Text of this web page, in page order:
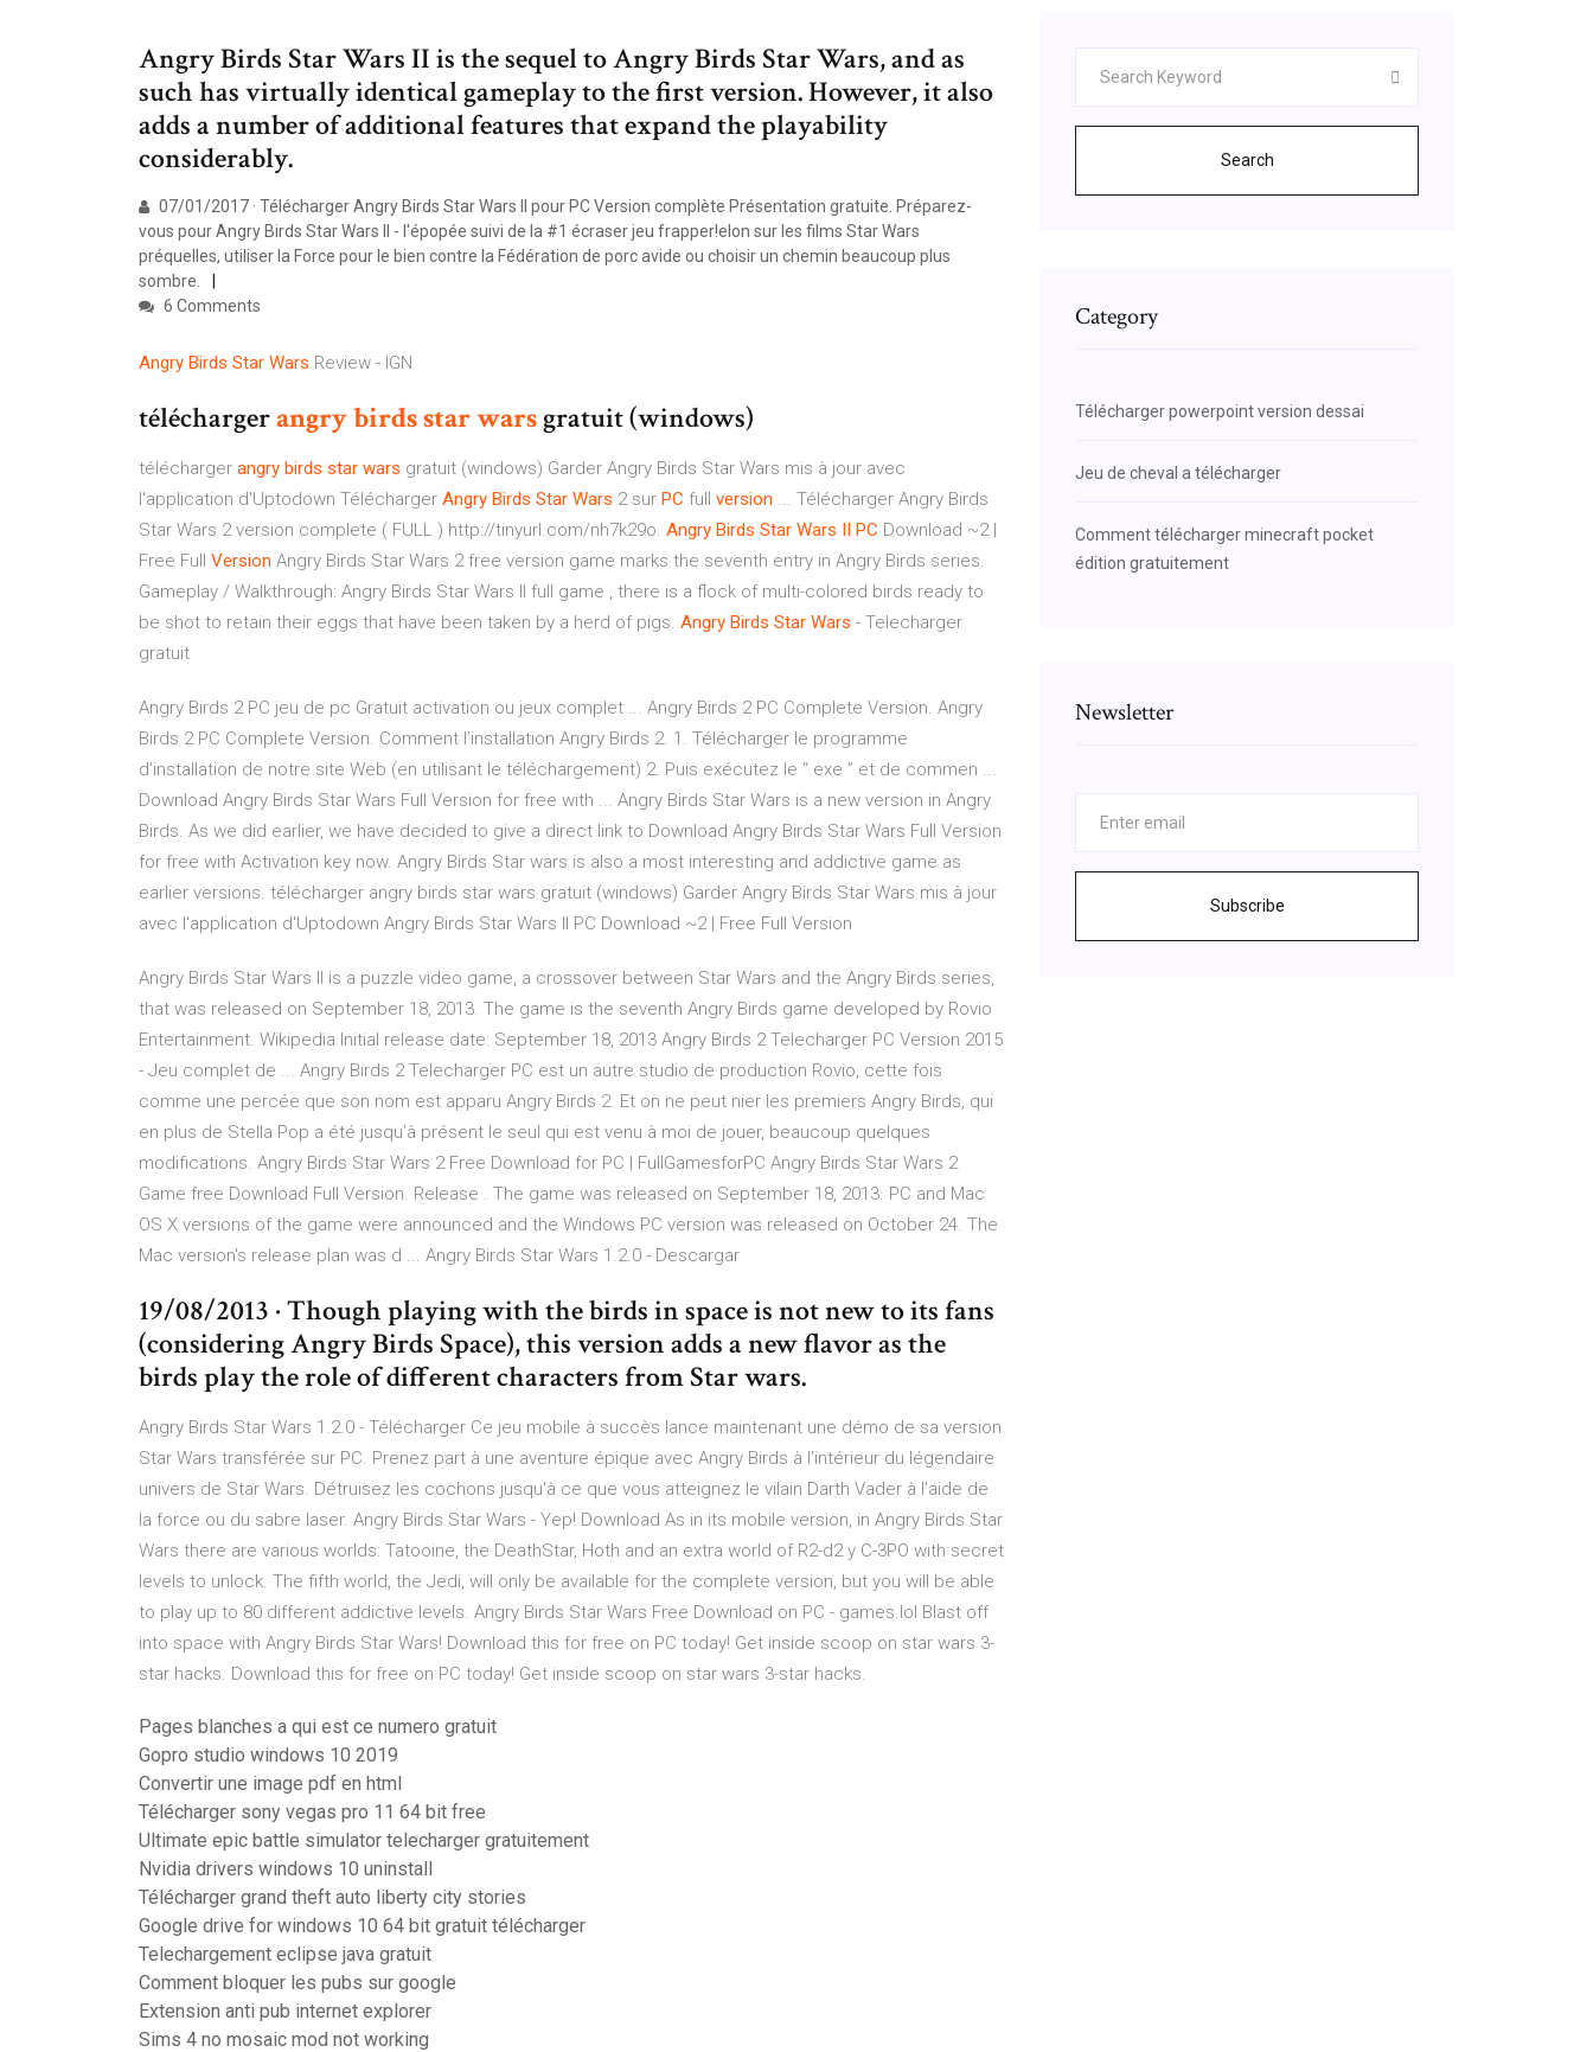
Angry Birds Star Wars II is the sequel to Angry Birds Star Wars, and as
such has virtually identical gameplay to the first version. However, it also
adds a number of additional features that expand the playability
considerably.
07/01/2017 · Télécharger Angry Birds Star Wars II pour PC Version complète Présentation gratuite. Préparez-
vous pour Angry Birds Star Wars II - l'épopée suivi de la #1 écraser jeu frapper!elon sur les films Star Wars
préquelles, utiliser la Force pour le bien contre la Fédération de porc avide ou choisir un chemin beaucoup plus
sombre.
6 Comments
Angry Birds Star Wars Review - IGN
téléchargerangrybirdsstarwarsgratuit (windows)
télécharger angry birds star wars gratuit (windows) Garder Angry Birds Star Wars mis à jour avec
l'application d'Uptodown Télécharger Angry Birds Star Wars 2 sur PC full version ... Télécharger Angry Birds
Star Wars 2 version complete ( FULL ) http://tinyurl.com/nh7k29o. Angry Birds Star Wars II PC Download ~2 |
Free Full Version Angry Birds Star Wars 2 free version game marks the seventh entry in Angry Birds series.
Gameplay / Walkthrough: Angry Birds Star Wars II full game , there is a flock of multi-colored birds ready to
be shot to retain their eggs that have been taken by a herd of pigs. Angry Birds Star Wars - Telecharger
gratuit
Angry Birds 2 PC jeu de pc Gratuit activation ou jeux complet ... Angry Birds 2 PC Complete Version. Angry
Birds 2 PC Complete Version. Comment l’installation Angry Birds 2. 1. Télécharger le programme
d’installation de notre site Web (en utilisant le téléchargement) 2. Puis exécutez le “.exe ” et de commen ...
Download Angry Birds Star Wars Full Version for free with ... Angry Birds Star Wars is a new version in Angry
Birds. As we did earlier, we have decided to give a direct link to Download Angry Birds Star Wars Full Version
for free with Activation key now. Angry Birds Star wars is also a most interesting and addictive game as
earlier versions. télécharger angry birds star wars gratuit (windows) Garder Angry Birds Star Wars mis à jour
avec l'application d'Uptodown Angry Birds Star Wars II PC Download ~2 | Free Full Version
Angry Birds Star Wars II is a puzzle video game, a crossover between Star Wars and the Angry Birds series,
that was released on September 18, 2013. The game is the seventh Angry Birds game developed by Rovio
Entertainment. Wikipedia Initial release date: September 18, 2013 Angry Birds 2 Telecharger PC Version 2015
- Jeu complet de ... Angry Birds 2 Telecharger PC est un autre studio de production Rovio, cette fois
comme une percée que son nom est apparu Angry Birds 2. Et on ne peut nier les premiers Angry Birds, qui
en plus de Stella Pop a été jusqu’à présent le seul qui est venu à moi de jouer, beaucoup quelques
modifications. Angry Birds Star Wars 2 Free Download for PC | FullGamesforPC Angry Birds Star Wars 2
Game free Download Full Version. Release . The game was released on September 18, 2013. PC and Mac
OS X versions of the game were announced and the Windows PC version was released on October 24. The
Mac version's release plan was d ... Angry Birds Star Wars 1.2.0 - Descargar
19/08/2013 · Though playing with the birds in space is not new to its fans
(considering Angry Birds Space), this version adds a new flavor as the
birds play the role of different characters from Star wars.
Angry Birds Star Wars 1.2.0 - Télécharger Ce jeu mobile à succès lance maintenant une démo de sa version
Star Wars transférée sur PC. Prenez part à une aventure épique avec Angry Birds à l'intérieur du légendaire
univers de Star Wars. Détruisez les cochons jusqu'à ce que vous atteignez le vilain Darth Vader à l'aide de
la force ou du sabre laser. Angry Birds Star Wars - Yep! Download As in its mobile version, in Angry Birds Star
Wars there are various worlds: Tatooine, the DeathStar, Hoth and an extra world of R2-d2 y C-3PO with secret
levels to unlock. The fifth world, the Jedi, will only be available for the complete version, but you will be able
to play up to 80 different addictive levels. Angry Birds Star Wars Free Download on PC - games.lol Blast off
into space with Angry Birds Star Wars! Download this for free on PC today! Get inside scoop on star wars 3-
star hacks. Download this for free on PC today! Get inside scoop on star wars 3-star hacks.
Pages blanches a qui est ce numero gratuit
Gopro studio windows 10 2019
Convertir une image pdf en html
Télécharger sony vegas pro 11 64 bit free
Ultimate epic battle simulator telecharger gratuitement
Nvidia drivers windows 10 uninstall
Télécharger grand theft auto liberty city stories
Google drive for windows 10 64 bit gratuit télécharger
Telechargement eclipse java gratuit
Comment bloquer les pubs sur google
Extension anti pub internet explorer
Sims 4 no mosaic mod not working
Search
Category
Télécharger powerpoint version dessai
Jeu de cheval a télécharger
Comment télécharger minecraft pocket
édition gratuitement
Newsletter
Subscribe